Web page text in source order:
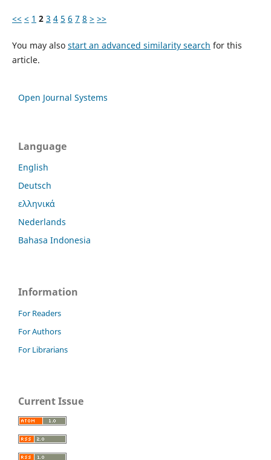
<< < 1 2 3 4 5 6 7 8 > >>
You may also start an advanced similarity search for this
article.
Open Journal Systems
Language
English
Deutsch
ελληνικά
Nederlands
Bahasa Indonesia
Information
For Readers
For Authors
For Librarians
Current Issue